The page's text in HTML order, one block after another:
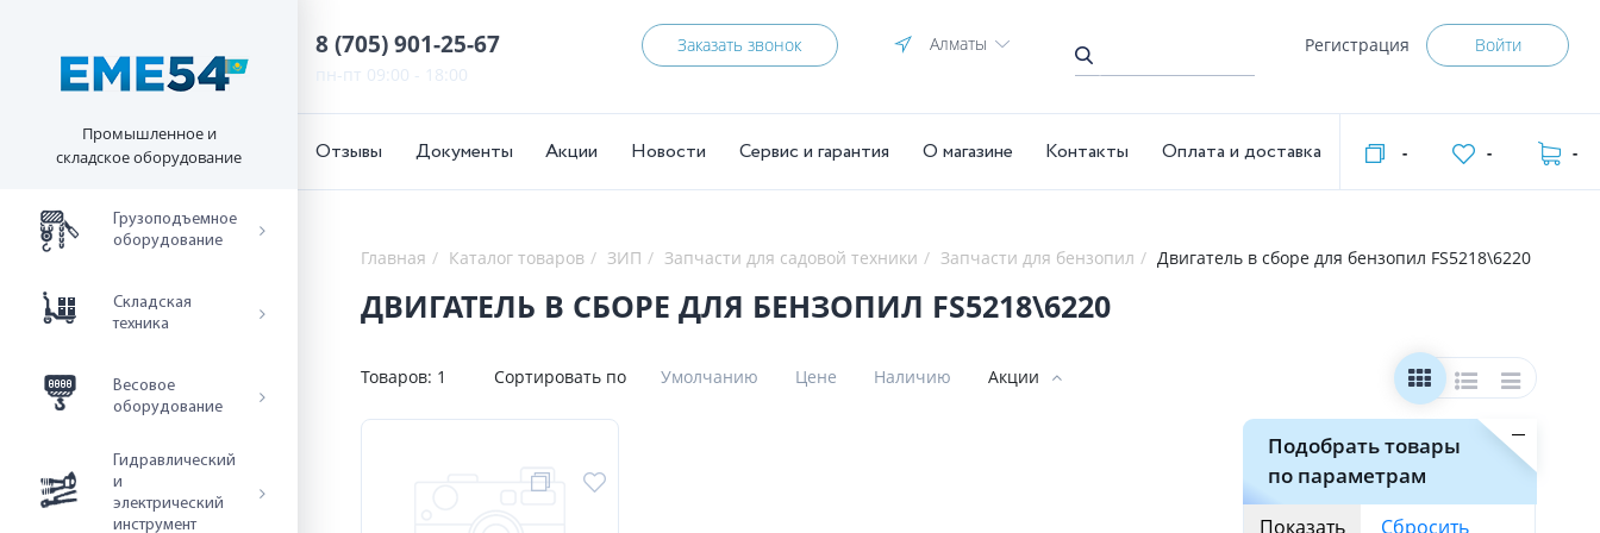
Промышленное и
складское оборудование
Грузоподъемное
оборудование
Складская
техника
Весовое
оборудование
Гидравлический
и
электрический
инструмент
8 (705) 901-25-67
пн-пт 09:00 - 18:00
Заказать звонок Алматы Регистрация Войти
Отзывы Документы Акции Новости Сервис и гарантия О магазине Контакты Оплата и доставка - - -
Главная Каталог товаров ЗИП Запчасти для садовой техники Запчасти для бензопил Двигатель в сборе для бензопил FS5218\6220
ДВИГАТЕЛЬ В СБОРЕ ДЛЯ БЕНЗОПИЛ FS5218\6220
Товаров: 1 Сортировать по Умолчанию Цене Наличию Акции
Подобрать товары
по параметрам